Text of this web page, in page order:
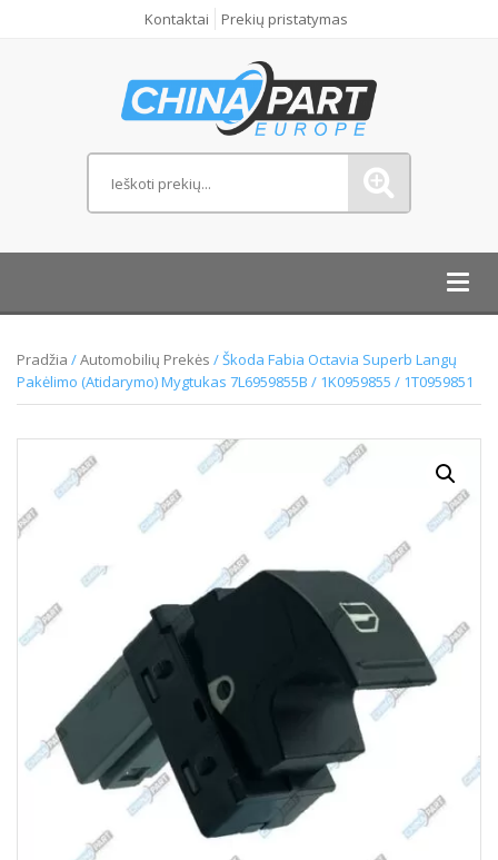
Kontaktai Prekių pristatymas
Pradžia /Automobilių Prekės / Škoda Fabia Octavia Superb Langų
Pakėlimo (Atidarymo) Mygtukas 7L6959855B / 1K0959855 / 1T0959851